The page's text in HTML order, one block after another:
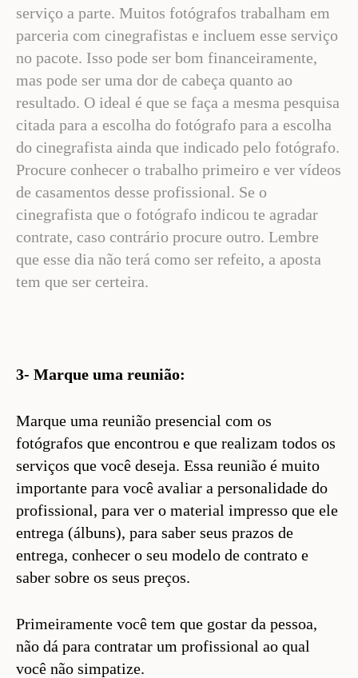
serviço a parte. Muitos fotógrafos trabalham em
parceria com cinegrafistas e incluem esse serviço
no pacote. Isso pode ser bom financeiramente,
mas pode ser uma dor de cabeça quanto ao
resultado. O ideal é que se faça a mesma pesquisa
citada para a escolha do fotógrafo para a escolha
do cinegrafista ainda que indicado pelo fotógrafo.
Procure conhecer o trabalho primeiro e ver vídeos
de casamentos desse profissional. Se o
cinegrafista que o fotógrafo indicou te agradar
contrate, caso contrário procure outro. Lembre
que esse dia não terá como ser refeito, a aposta
tem que ser certeira.
3- Marque uma reunião:
Marque uma reunião presencial com os
fotógrafos que encontrou e que realizam todos os
serviços que você deseja. Essa reunião é muito
importante para você avaliar a personalidade do
profissional, para ver o material impresso que ele
entrega (álbuns), para saber seus prazos de
entrega, conhecer o seu modelo de contrato e
saber sobre os seus preços.
Primeiramente você tem que gostar da pessoa,
não dá para contratar um profissional ao qual
você não simpatize.